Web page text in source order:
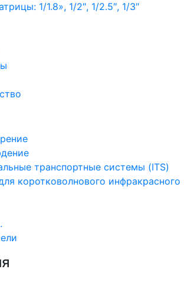
1/1.8», 1/2″, 1/2.5″, 1/3″
транспортные системы (ITS)
коротковолнового инфракрасного